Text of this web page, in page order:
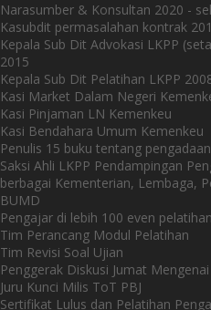
Narasumber & Konsultan 2020 -
Kasubdit permasalahan kontrak
Kepala Sub Dit Advokasi LKPP
2015
Kepala Sub Dit Pelatihan LKPP
Kasi Market Dalam Negeri
Kasi Pinjaman LN Kemenkeu
Kasi Bendahara Umum Kemenkeu
Penulis 15 buku tentang pengadaan
Saksi Ahli LKPP Pendampingan
berbagai Kementerian, Lembaga,
BUMD
Pengajar di lebih 100 even
Tim Perancang Modul Pelatihan
Tim Revisi Soal Ujian
Penggerak Diskusi Jumat Mengenai
Juru Kunci Milis ToT PBJ
Sertifikat Lulus dan Pelatihan